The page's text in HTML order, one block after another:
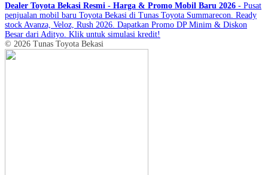
Dealer Toyota Bekasi Resmi - Harga & Promo Mobil Baru 2026 - Pusat
penjualan mobil baru Toyota Bekasi di Tunas Toyota Summarecon. Ready
stock Avanza, Veloz, Rush 2026. Dapatkan Promo DP Minim & Diskon
Besar dari Adityo. Klik untuk simulasi kredit!
© 2026 Tunas Toyota Bekasi